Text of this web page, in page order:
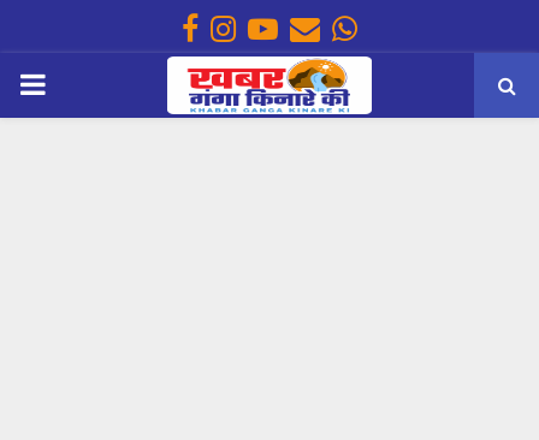
Facebook
Instagram
Youtube
EmailWhatsapp
PRIMARY